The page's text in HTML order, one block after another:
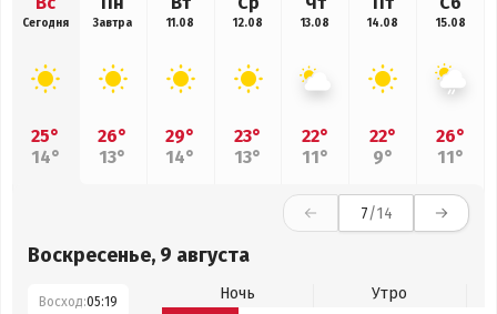
Сегодня
25°
14°
Завтра
26°
13°
11.08
29°
14°
12.08
23°
13°
13.08
22°
11°
14.08
22°
9°
15.08
26°
11°
7/14
Воскресенье, 9 августа
Восход:05:19 Ночь
Утро